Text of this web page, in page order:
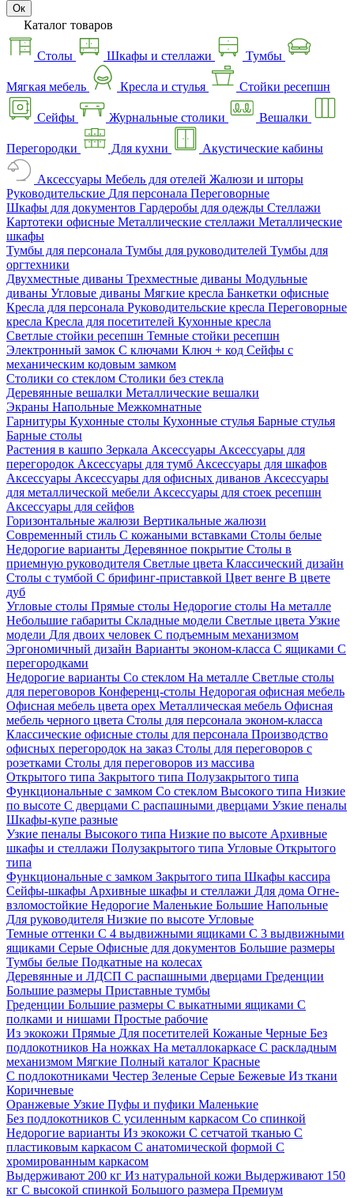
Ок
Каталог товаров
Столы Шкафы и стеллажи Тумбы
Мягкая мебель Кресла и стулья Стойки ресепшн
Сейфы Журнальные столики Вешалки
Перегородки Для кухни Акустические кабины
Аксессуары Мебель для отелей Жалюзи и шторы
Руководительские Для персонала Переговорные
Шкафы для документов Гардеробы для одежды Стеллажи
Картотеки офисные Металлические стеллажи Металлические
шкафы
Тумбы для персонала Тумбы для руководителей Тумбы для
оргтехники
Двухместные диваны Трехместные диваны Модульные
диваны Угловые диваны Мягкие кресла Банкетки офисные
Кресла для персонала Руководительские кресла Переговорные
кресла Кресла для посетителей Кухонные кресла
Светлые стойки ресепшн Темные стойки ресепшн
Электронный замок С ключами Ключ + код Сейфы с
механическим кодовым замком
Столики со стеклом Столики без стекла
Деревянные вешалки Металлические вешалки
Экраны Напольные Межкомнатные
Гарнитуры Кухонные столы Кухонные стулья Барные стулья
Барные столы
Растения в кашпо Зеркала Аксессуары Аксессуары для
перегородок Аксессуары для тумб Аксессуары для шкафов
Аксессуары Аксессуары для офисных диванов Аксессуары
для металлической мебели Аксессуары для стоек ресепшн
Аксессуары для сейфов
Горизонтальные жалюзи Вертикальные жалюзи
Современный стиль С кожаными вставками Столы белые
Недорогие варианты Деревянное покрытие Столы в
приемную руководителя Светлые цвета Классический дизайн
Столы с тумбой С брифинг-приставкой Цвет венге В цвете
дуб
Угловые столы Прямые столы Недорогие столы На металле
Небольшие габариты Складные модели Светлые цвета Узкие
модели Для двоих человек С подъемным механизмом
Эргономичный дизайн Варианты эконом-класса С ящиками С
перегородками
Недорогие варианты Со стеклом На металле Светлые столы
для переговоров Конференц-столы Недорогая офисная мебель
Офисная мебель цвета орех Металлическая мебель Офисная
мебель черного цвета Столы для персонала эконом-класса
Классические офисные столы для персонала Производство
офисных перегородок на заказ Столы для переговоров с
розетками Столы для переговоров из массива
Открытого типа Закрытого типа Полузакрытого типа
Функциональные с замком Со стеклом Высокого типа Низкие
по высоте С дверцами С распашными дверцами Узкие пеналы
Шкафы-купе разные
Узкие пеналы Высокого типа Низкие по высоте Архивные
шкафы и стеллажи Полузакрытого типа Угловые Открытого
типа
Функциональные с замком Закрытого типа Шкафы кассира
Сейфы-шкафы Архивные шкафы и стеллажи Для дома Огне-
взломостойкие Недорогие Маленькие Большие Напольные
Для руководителя Низкие по высоте Угловые
Темные оттенки С 4 выдвижными ящиками С 3 выдвижными
ящиками Серые Офисные для документов Большие размеры
Тумбы белые Подкатные на колесах
Деревянные и ЛДСП С распашными дверцами Греденции
Большие размеры Приставные тумбы
Греденции Большие размеры С выкатными ящиками С
полками и нишами Простые рабочие
Из экокожи Прямые Для посетителей Кожаные Черные Без
подлокотников На ножках На металлокаркасе С раскладным
механизмом Мягкие Полный каталог Красные
С подлокотниками Честер Зеленые Серые Бежевые Из ткани
Коричневые
Оранжевые Узкие Пуфы и пуфики Маленькие
Без подлокотников С усиленным каркасом Со спинкой
Недорогие варианты Из экокожи С сетчатой тканью С
пластиковым каркасом С анатомической формой С
хромированным каркасом
Выдерживают 200 кг Из натуральной кожи Выдерживают 150
кг С высокой спинкой Большого размера Премиум